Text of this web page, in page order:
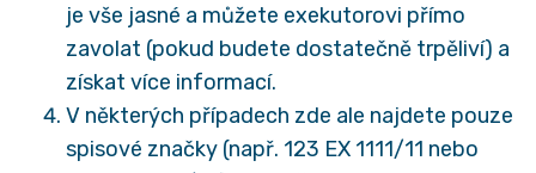
je vše jasné a můžete exekutorovi přímo
zavolat (pokud budete dostatečně trpěliví) a
získat více informací.
V některých případech zde ale najdete pouze
spisové značky (např. 123 EX 1111/11 nebo